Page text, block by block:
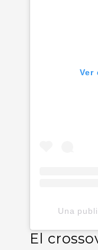
Ver
Una
El